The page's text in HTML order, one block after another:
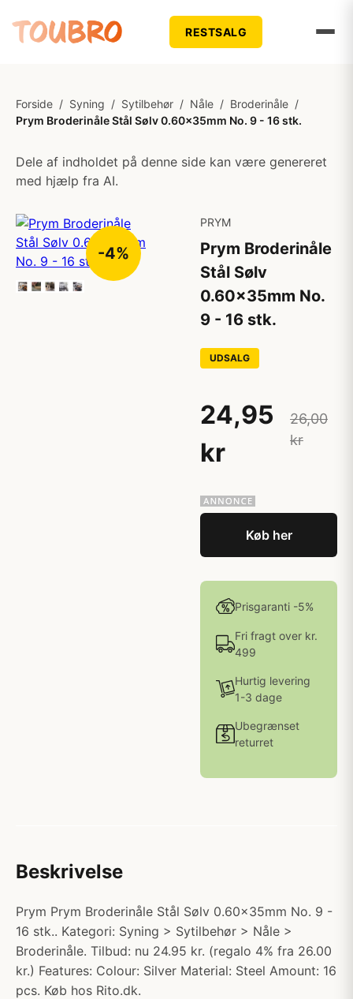
RESTSALG
Forside / Syning / Sytilbehør / Nåle / Broderinåle /
Prym Broderinåle Stål Sølv 0.60x35mm No. 9 - 16 stk.
Dele af indholdet på denne side kan være genereret
med hjælp fra AI.
-4%
PRYM
Prym Broderinåle
Stål Sølv
0.60x35mm No.
9 - 16 stk.
UDSALG
24,95
kr
26,00
kr
Køb her
Prisgaranti -5%
Fri fragt over kr.
499
Hurtig levering
1-3 dage
Ubegrænset
returret
Beskrivelse
Prym Prym Broderinåle Stål Sølv 0.60x35mm No. 9 -
16 stk.. Kategori: Syning > Sytilbehør > Nåle >
Broderinåle. Tilbud: nu 24.95 kr. (regalo 4% fra 26.00
kr.) Features: Colour: Silver Material: Steel Amount: 16
pcs. Køb hos Rito.dk.